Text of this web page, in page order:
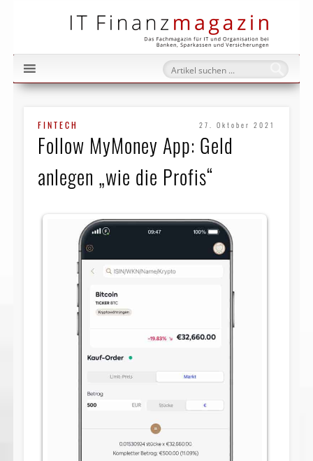
FINTECH 27. Oktober 2021
Follow MyMoney App: Geld
anlegen „wie die Profis“